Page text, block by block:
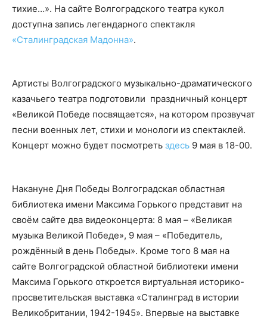
тихие…». На сайте Волгоградского театра кукол
доступна запись легендарного спектакля
«Сталинградская Мадонна».
Артисты Волгоградского музыкально-драматического
казачьего театра подготовили праздничный концерт
«Великой Победе посвящается», на котором прозвучат
песни военных лет, стихи и монологи из спектаклей.
Концерт можно будет посмотреть здесь 9 мая в 18-00.
Накануне Дня Победы Волгоградская областная
библиотека имени Максима Горького представит на
своём сайте два видеоконцерта: 8 мая – «Великая
музыка Великой Победе», 9 мая – «Победитель,
рождённый в день Победы». Кроме того 8 мая на
сайте Волгоградской областной библиотеки имени
Максима Горького откроется виртуальная историко-
просветительская выставка «Сталинград в истории
Великобритании, 1942-1945». Впервые на выставке